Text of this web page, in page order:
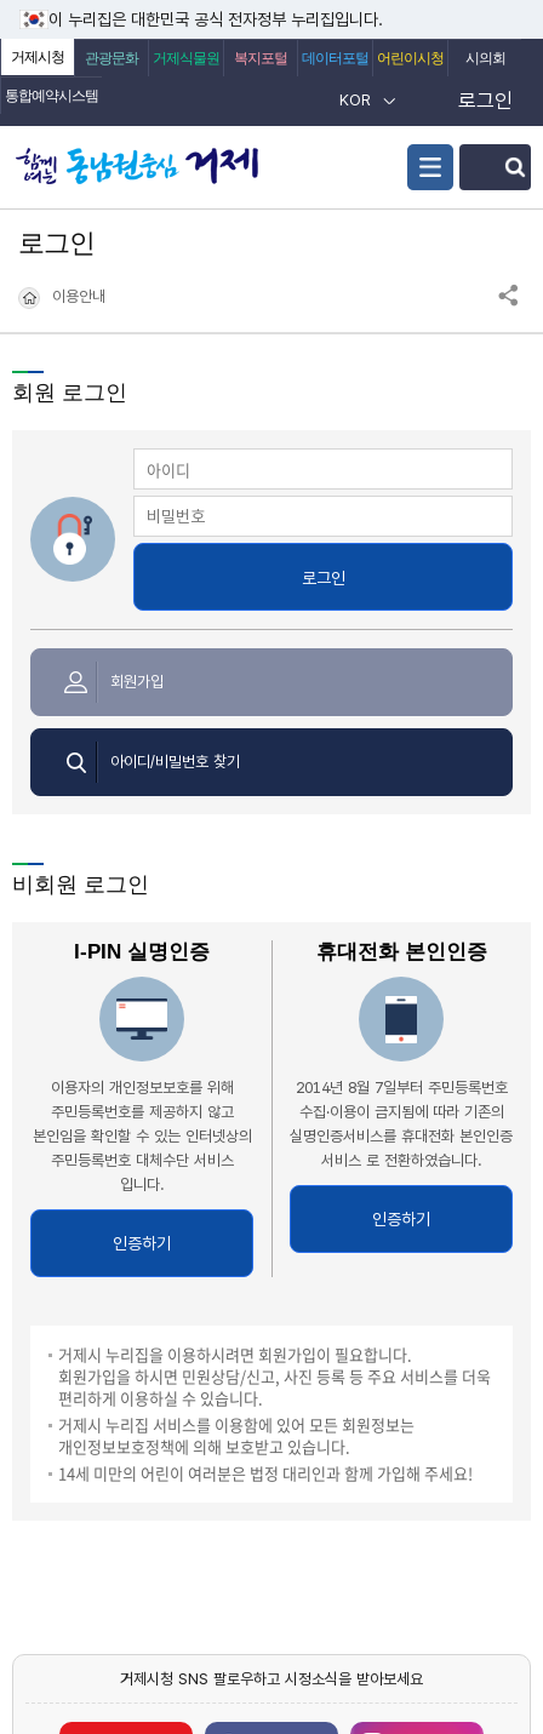
이 누리집은 대한민국 공식 전자정부 누리집입니다.
거제시청 관광문화 거제식물원 복지포털 데이터포털 어린이시청 시의회
통합예약시스템 KOR 로그인
로그인
이용안내
회원 로그인
로그인
회원가입
아이디/비밀번호 찾기
비회원 로그인
I-PIN 실명인증
이용자의 개인정보보호를 위해
주민등록번호를 제공하지 않고
본인임을 확인할 수 있는 인터넷상의
주민등록번호 대체수단 서비스
입니다.
인증하기
휴대전화 본인인증
2014년 8월 7일부터 주민등록번호
수집·이용이 금지됨에 따라 기존의
실명인증서비스를 휴대전화 본인인증
서비스 로 전환하였습니다.
인증하기
거제시 누리집을 이용하시려면 회원가입이 필요합니다.
회원가입을 하시면 민원상담/신고, 사진 등록 등 주요 서비스를 더욱
편리하게 이용하실 수 있습니다.
거제시 누리집 서비스를 이용함에 있어 모든 회원정보는
개인정보보호정책에 의해 보호받고 있습니다.
14세 미만의 어린이 여러분은 법정 대리인과 함께 가입해 주세요!
거제시청 SNS 팔로우하고 시정소식을 받아보세요